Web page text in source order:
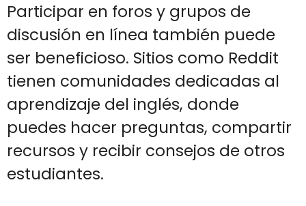
Participar en foros y grupos de
discusión en línea también puede
ser beneficioso. Sitios como Reddit
tienen comunidades dedicadas al
aprendizaje del inglés, donde
puedes hacer preguntas, compartir
recursos y recibir consejos de otros
estudiantes.